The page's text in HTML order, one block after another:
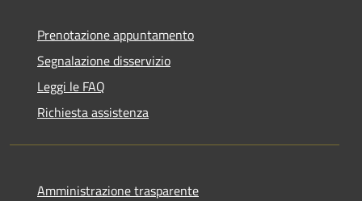
Prenotazione appuntamento
Segnalazione disservizio
Leggi le FAQ
Richiesta assistenza
Amministrazione trasparente